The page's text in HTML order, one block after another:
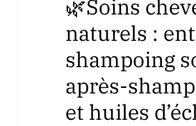
🌿Soins
naturels :
shampoing
après-
et huiles